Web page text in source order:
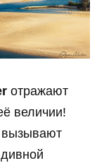
отражают
величии!
вызывают